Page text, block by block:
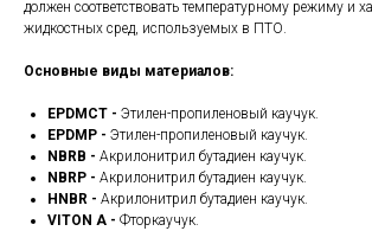
должен соответствовать температурному режиму и
жидкостных сред, используемых в ПТО.
Основные виды материалов:
EPDMCT - Этилен-пропиленовый каучук.
EPDMP - Этилен-пропиленовый каучук.
NBRB - Акрилонитрил бутадиен каучук.
NBRP - Акрилонитрил бутадиен каучук.
HNBR - Акрилонитрил бутадиен каучук.
VITON A - Фторкаучук.